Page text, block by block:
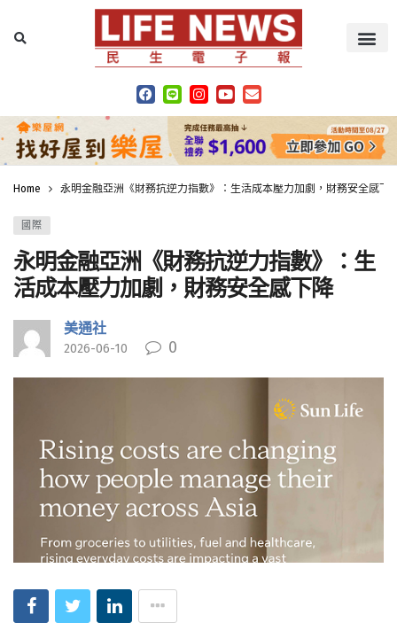
Home 永明金融亞洲《財務抗逆力指數》：生活成本壓力加劇，財務安全感下
國際
永明金融亞洲《財務抗逆力指數》：生
活成本壓力加劇，財務安全感下降
美通社
2026-06-10 0